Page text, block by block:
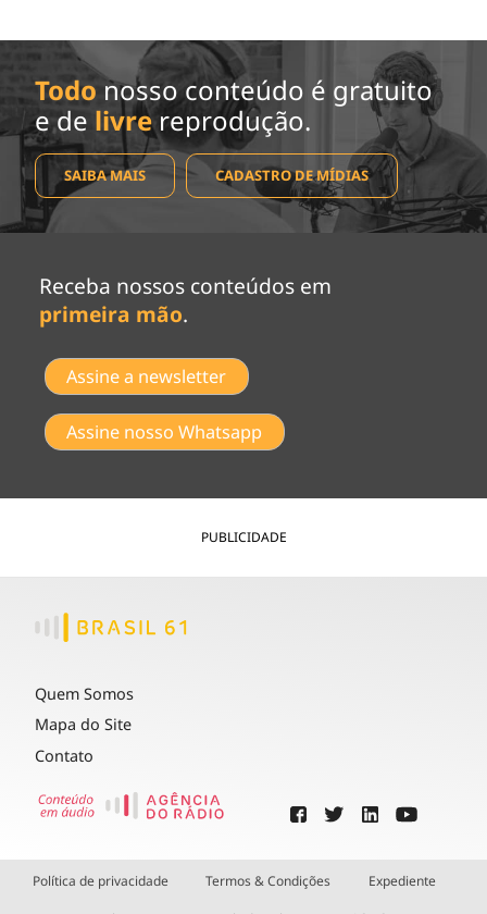
Todo nosso conteúdo é gratuito
e de livrereprodução.
SAIBA MAIS CADASTRO DE MÍDIAS
Receba nossos conteúdos em
primeira mão.
Assine a newsletter
Assine nosso Whatsapp
PUBLICIDADE
Quem Somos
Mapa do Site
Contato
Política de privacidade Termos & Condições Expediente